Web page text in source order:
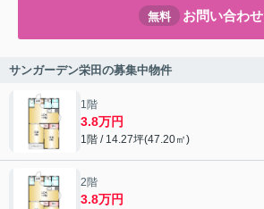
無料 お問い合わせ
サンガーデン栄田の募集中物件
1階
3.8万円
1階 / 14.27坪(47.20㎡)
2階
3.8万円